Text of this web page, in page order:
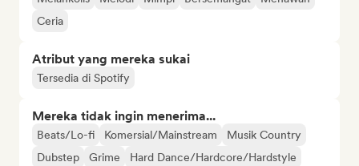
Ceria
Atribut yang mereka sukai
Tersedia di Spotify
Mereka tidak ingin menerima...
Beats/Lo-fi Komersial/Mainstream
Musik Country
Dubstep
Grime Hard Dance/Hardcore/Hardstyle